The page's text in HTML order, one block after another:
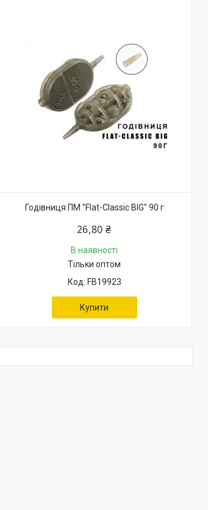
Годівниця ПМ "Flat-Classic BIG" 90 г
26,80 ₴
В наявності
Тільки оптом
FB19923
Купити